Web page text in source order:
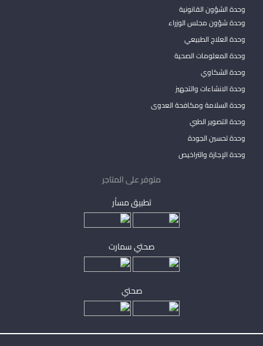
وحدة الشؤون القانونية
وحدة شؤون مجلس الوزراء
وحدة العلاج الطبيعي
وحدة المعلومات الصحية
وحدة الشكاوي
وحدة الانشاءات والتجهيز
وحدة السلامة ومكافحة العدوى
وحدة التصوير الطبي
وحدة تحسين الجودة
وحدة الإجازة والتراخيص
متوفر على المتاجر
تطبيق مساْر
صحتي سمارت
صحتي